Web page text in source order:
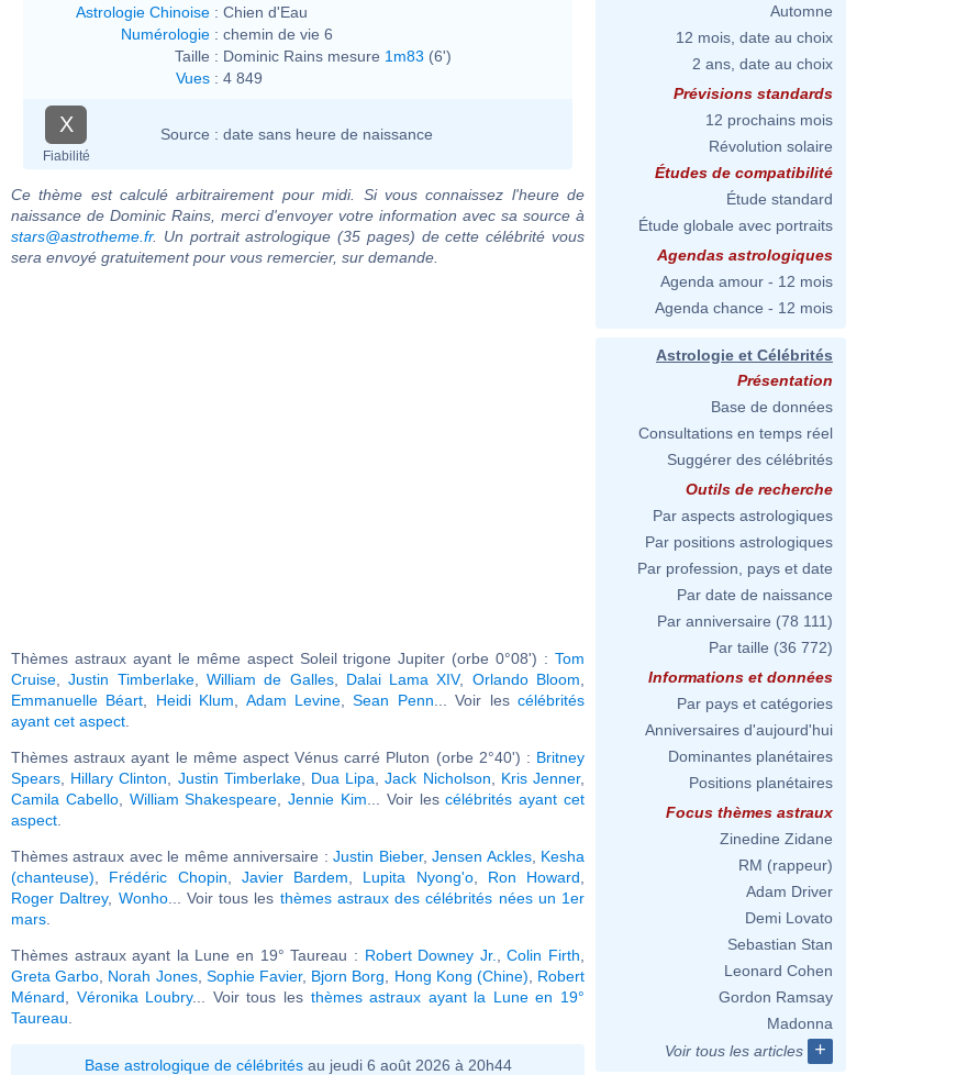
Astrologie Chinoise : Chien d'Eau
Numérologie : chemin de vie 6
Taille : Dominic Rains mesure 1m83 (6')
Vues : 4 849
X
Fiabilité
Source : date sans heure de naissance
Ce thème est calculé arbitrairement pour midi. Si vous connaissez l'heure de
naissance de Dominic Rains, merci d'envoyer votre information avec sa source à
stars@astrotheme.fr. Un portrait astrologique (35 pages) de cette célébrité vous
sera envoyé gratuitement pour vous remercier, sur demande.
Thèmes astraux ayant le même aspect Soleil trigone Jupiter (orbe 0°08') : Tom
Cruise ,Justin Timberlake, William de Galles, Dalai Lama XIV, Orlando Bloom
Emmanuelle Béart
Heidi Klum Adam Levine ,Sean Penn ... Voir lescélébrités
ayant cet aspect
Thèmes astraux ayant le même aspect Vénus carré Pluton (orbe 2°40') : Britney
Spears
Hillary Clinton Justin Timberlake, Dua Lipa ,Jack Nicholson Kris Jenner,
Camila Cabello, William Shakespeare ,Jennie Kim ... Voir lescélébrités ayant cet
aspect
Thèmes astraux avec le même anniversaire :Justin Bieber,Jensen Ackles, Kesha
(chanteuse)
Frédéric Chopin Javier Bardem Lupita Nyong'o, Ron Howard
Roger Daltrey, Wonho... Voir tous les thèmes astraux des célébrités nées un 1er
mars
Thèmes astraux ayant la Lune en 19° Taureau : Robert Downey Jr. ,Colin Firth
Greta Garbo Norah Jones, Sophie Favier, Bjorn Borg Hong Kong (Chine)
Robert
Ménard
Véronika Loubry... Voir tous les thèmes astraux ayant la Lune en 19°
Taureau
Base astrologique de célébritésau jeudi 6 août 2026 à 20h44
Automne
12 mois, date au choix
2 ans, date au choix
Prévisions standards
12 prochains mois
Révolution solaire
Études de compatibilité
Étude standard
Étude globale avec portraits
Agendas astrologiques
Agenda amour - 12 mois
Agenda chance - 12 mois
Astrologie et Célébrités
Présentation
Base de données
Consultations en temps réel
Suggérer des célébrités
Outils de recherche
Par aspects astrologiques
Par positions astrologiques
Par profession, pays et date
Par date de naissance
Par anniversaire (78 111)
Par taille (36 772)
Informations et données
Par pays et catégories
Anniversaires d'aujourd'hui
Dominantes planétaires
Positions planétaires
Focus thèmes astraux
Zinedine Zidane
RM (rappeur)
Adam Driver
Demi Lovato
Sebastian Stan
Leonard Cohen
Gordon Ramsay
Madonna
Voir tous les articles
+